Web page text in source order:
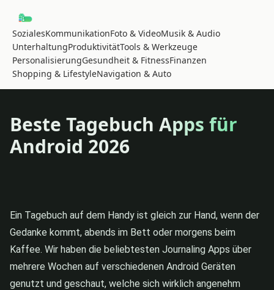
SozialesKommunikationFoto & VideoMusik & Audio
UnterhaltungProduktivitätTools & Werkzeuge
PersonalisierungGesundheit & FitnessFinanzen
Shopping & LifestyleNavigation & Auto
Beste Tagebuch Apps für
Android 2026
Ein Tagebuch auf dem Handy ist gleich zur Hand, wenn der
Gedanke kommt, abends im Bett oder morgens beim
Kaffee. Wir haben die beliebtesten Journaling Apps über
mehrere Wochen auf verschiedenen Android Geräten
genutzt und geschaut, welche sich wirklich angenehm